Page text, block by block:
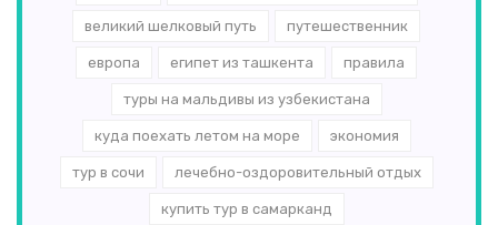
великий шелковый путь путешественник
европа египет из ташкента правила
туры на мальдивы из узбекистана
куда поехать летом на море экономия
тур в сочи лечебно-оздоровительный отдых
купить тур в самарканд